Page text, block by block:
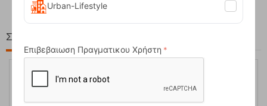
Στη ίδια Τιμή!
38%
Urban-Lifestyle
Επιβεβαιωση Πραγματικου Χρήστη